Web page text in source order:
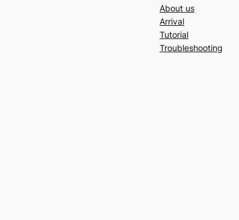
About us
Arrival
Tutorial
Troubleshooting